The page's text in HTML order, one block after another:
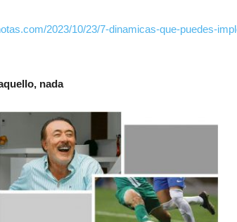
2023/10/23/7-dinamicas-que-puedes-
nada